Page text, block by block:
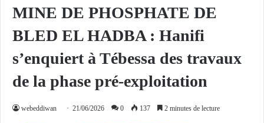
MINE DE PHOSPHATE DE
BLED EL HADBA : Hanifi
s’enquiert à Tébessa des travaux
de la phase pré-exploitation
webeddiwan 21/06/2026 0 137 2 minutes de lecture